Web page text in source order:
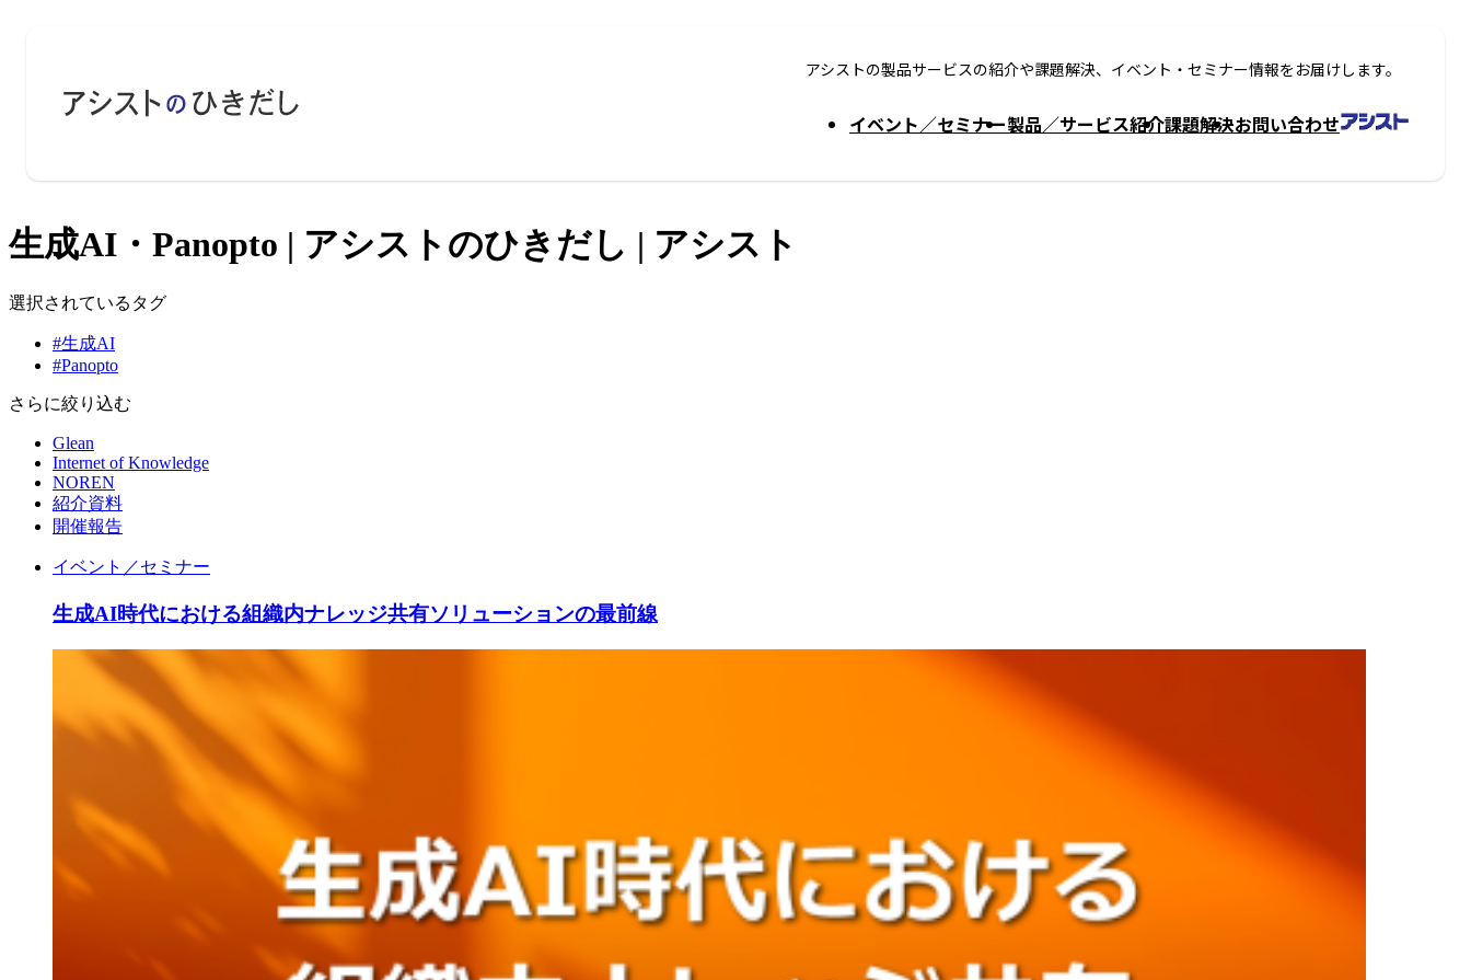
アシストの製品サービスの紹介や課題解決、イベント・セミナー情報をお届けします。
イベント／セミナー製品／サービス紹介課題解決お問い合わせ
生成AI・Panopto | アシストのひきだし | アシスト
選択されているタグ
#生成AI
#Panopto
さらに絞り込む
Glean
Internet of Knowledge
NOREN
紹介資料
開催報告
イベント／セミナー
生成AI時代における組織内ナレッジ共有ソリューションの最前線